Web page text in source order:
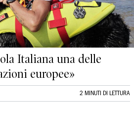
Italiana una delle
europee»
2 MINUTI DI LETTURA